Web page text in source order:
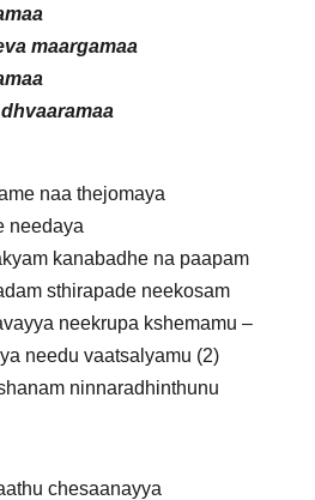
maargamaa
naa thejomaya
needaya
kanabadhe na paapam
sthirapade neekosam
neekrupa kshemamu –
needu vaatsalyamu (2)
ninnaradhinthunu
chesaanayya